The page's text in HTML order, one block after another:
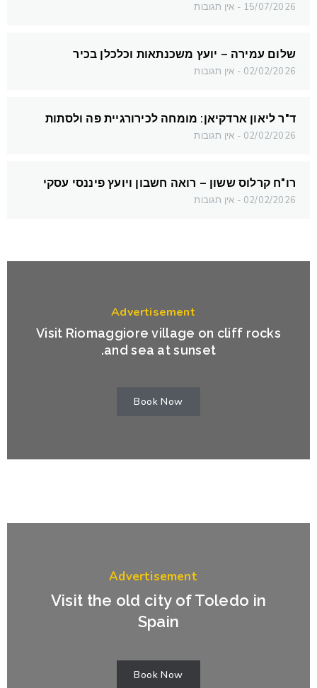
15/07/2026 אין תגובות
שלום עמירה – יועץ משכנתאות וכלכלן בכיר
02/02/2026 אין תגובות
ד"ר ליאון ארדקיאן: מומחה לכירורגיית פה ולסתות
02/02/2026 אין תגובות
רו"ח קרלוס ששון – רואה חשבון ויועץ פיננסי עסקי
02/02/2026 אין תגובות
Advertisement
Visit Riomaggiore village on cliff rocks
and sea at sunset.
Book Now
Advertisement
Visit the old city of Toledo in
Spain
Book Now